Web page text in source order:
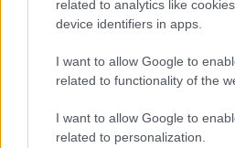
related to analytics like
device identifiers in apps.
I want to allow Google to
related to functionality of the
I want to allow Google to
related to personalization.
egyház és az állam
szétválasztása,
köztársaság és
szerződés
kérdéseiről”.